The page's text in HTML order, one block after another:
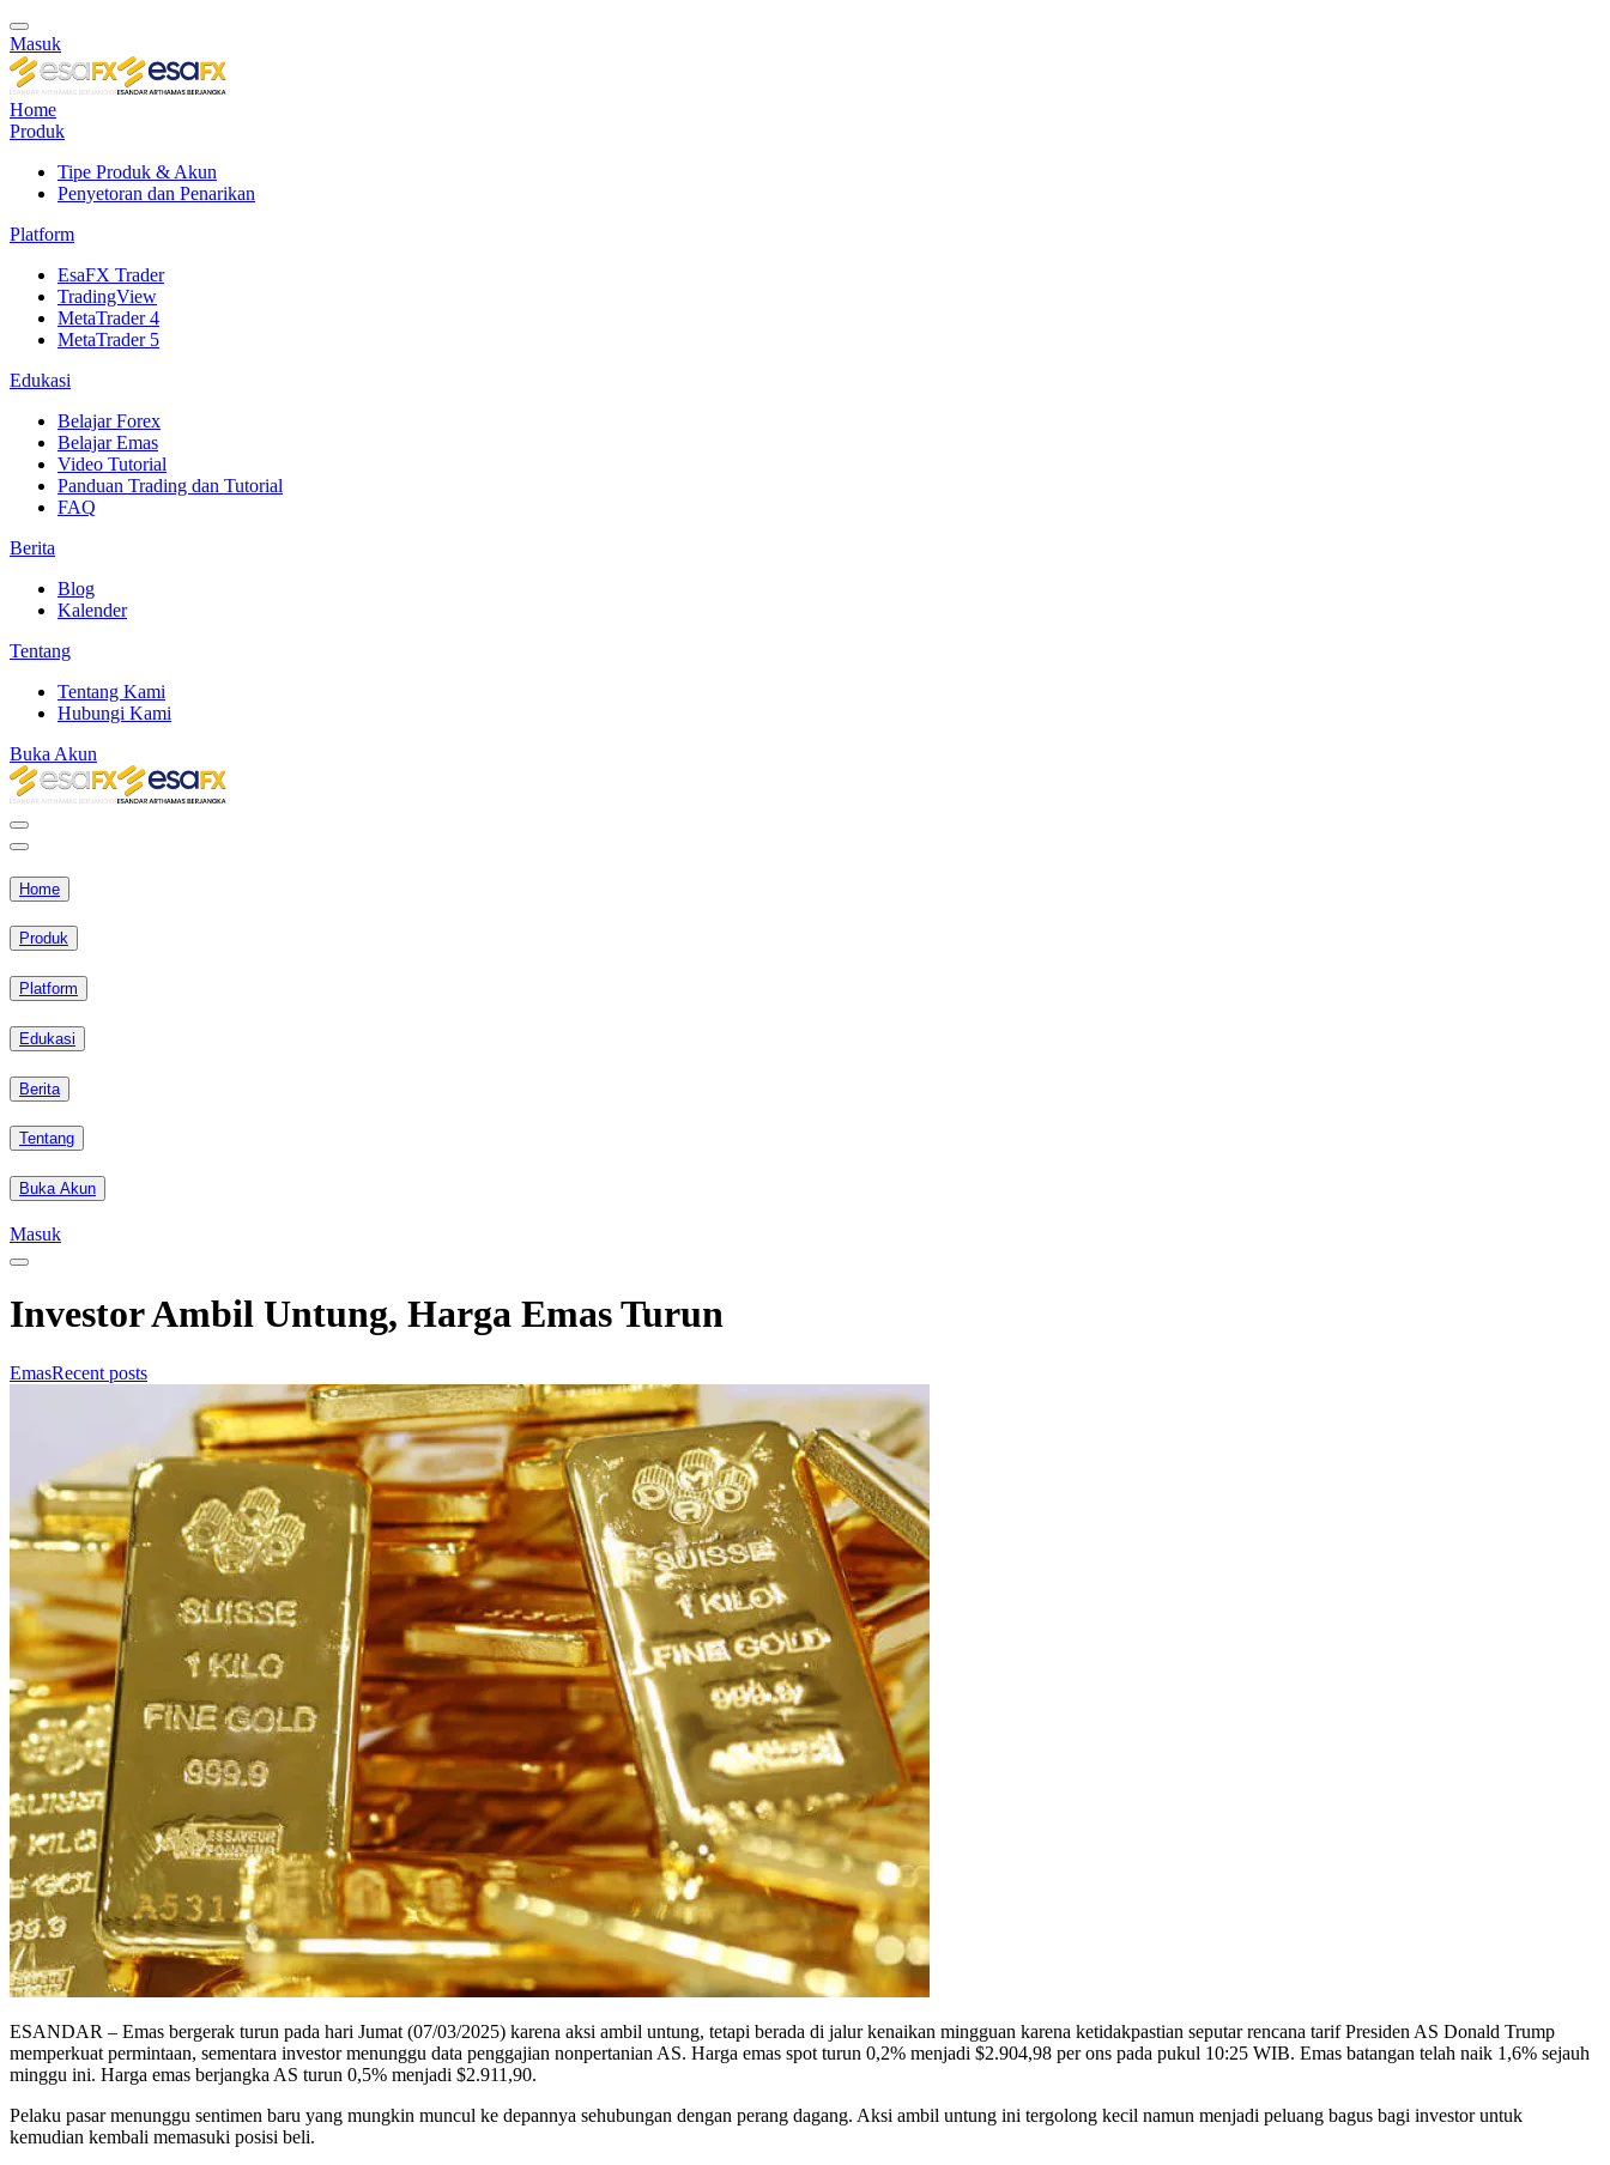
Masuk
Home
Produk
Tipe Produk & Akun
Penyetoran dan Penarikan
Platform
EsaFX Trader
TradingView
MetaTrader 4
MetaTrader 5
Edukasi
Belajar Forex
Belajar Emas
Video Tutorial
Panduan Trading dan Tutorial
FAQ
Berita
Blog
Kalender
Tentang
Tentang Kami
Hubungi Kami
Buka Akun
Home
Produk
Platform
Edukasi
Berita
Tentang
Buka Akun
Masuk
Investor Ambil Untung, Harga Emas Turun
EmasRecent posts
ESANDAR – Emas bergerak turun pada hari Jumat (07/03/2025) karena aksi ambil untung, tetapi berada di jalur kenaikan mingguan karena ketidakpastian seputar rencana tarif Presiden AS Donald Trump
memperkuat permintaan, sementara investor menunggu data penggajian nonpertanian AS. Harga emas spot turun 0,2% menjadi $2.904,98 per ons pada pukul 10:25 WIB. Emas batangan telah naik 1,6% sejauh
minggu ini. Harga emas berjangka AS turun 0,5% menjadi $2.911,90.
Pelaku pasar menunggu sentimen baru yang mungkin muncul ke depannya sehubungan dengan perang dagang. Aksi ambil untung ini tergolong kecil namun menjadi peluang bagus bagi investor untuk
kemudian kembali memasuki posisi beli.